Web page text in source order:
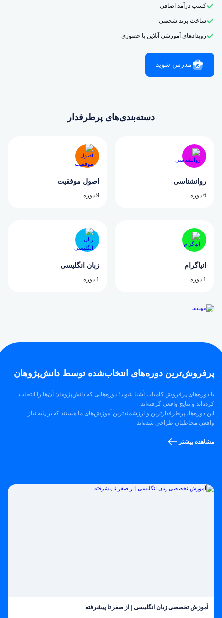
کسب درآمد اضافی
ساخت برند شخصی
رویدادهای آموزشی آنلاین یا حضوری
مدرس شوید
دسته‌بندی‌های پرطرفدار
روانشناسی
6 دوره
اصول موفقیت
9 دوره
انیاگرام
1 دوره
زبان انگلیسی
1 دوره
پرفروش‌ترین‌ دوره‌های انتخاب‌شده توسط دانش‌پژوهان
با دوره‌های پرفروش کامیاب آشنا شوید؛ دوره‌هایی که دانش‌پژوهان آن‌ها را انتخاب
کرده‌اند و نتایج واقعی گرفته‌اند.
این دوره‌ها، پرطرفدارترین و ارزشمندترین آموزش‌های ما هستند که بر پایه نیاز
واقعی مخاطبان طراحی شده‌اند
مشاهده بیشتر
آموزش تخصصی زبان انگلیسی | از صفر تا پیشرفته